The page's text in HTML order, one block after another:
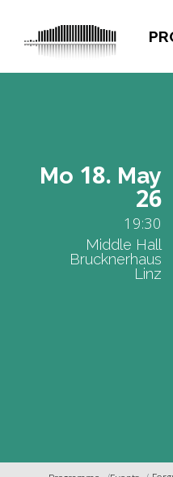
Mo 18. May
26
19:30
Middle Hall
Brucknerhaus
Linz